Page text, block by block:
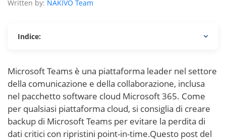
Written by: NAKIVO Team
Indice:
Microsoft Teams è una piattaforma leader nel settore
della comunicazione e della collaborazione, inclusa
nel pacchetto software cloud Microsoft 365. Come
per qualsiasi piattaforma cloud, si consiglia di creare
backup di Microsoft Teams per evitare la perdita di
dati critici con ripristini point-in-time.Questo post del